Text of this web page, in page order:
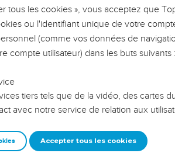
leur vision. Mais on voit
même que ce sont
sur les erreurs
afin que leurs erreurs
un groupe ou une famille,
tous les cookies », vous acceptez que
ou l'identifiant unique de votre
(comme vos données de
compte utilisateur) dans les buts suivants :
tiers tels que de la vidéo, des cartes
avec notre service de relation aux
Accepter tous les cookies